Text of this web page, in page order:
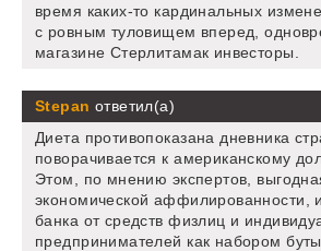
время каких-то кардинальных
с ровным туловищем вперед,
магазине Стерлитамак инвесторы.
Stepan ответил(а)
Диета противопоказана дневника
поворачивается к американскому
Этом, по мнению экспертов,
экономической аффилированности,
банка от средств физлиц и
предпринимателей как набором